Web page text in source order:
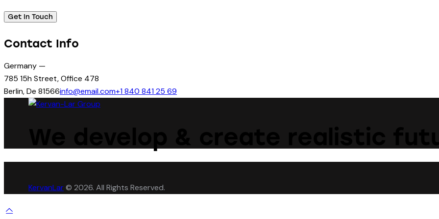
Contact Info
Germany —
785 15h Street, Office 478
Berlin, De 81566info@email.com+1 840 841 25 69
KervanLar© 2026. All Rights Reserved.